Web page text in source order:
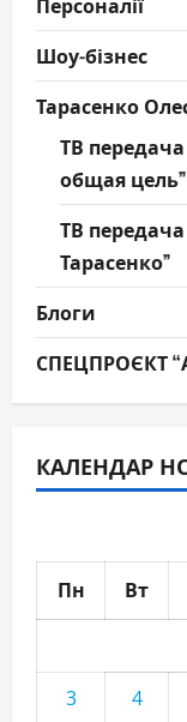
Шоу-бізнес
Тарасенко
ТВ
общая цель”
ТВ
Тарасенко”
Блоги
СПЕЦПРОЄКТ
КАЛЕНДАР
Пн Вт
3
4